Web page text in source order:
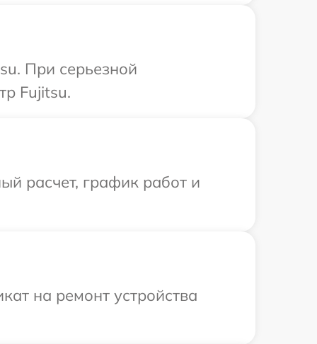
При серьезной
Fujitsu.
расчет, график работ и
на ремонт устройства